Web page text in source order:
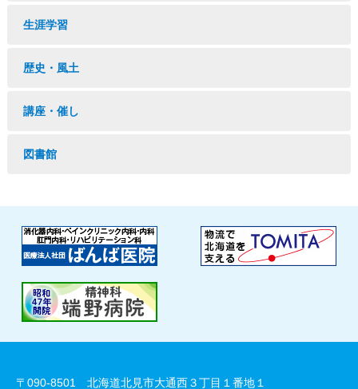
生涯学習
歴史・風土
講座・催し
図書館
〒090-8501 北海道北見市大通西３丁目１番地１